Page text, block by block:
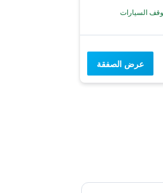
السيارات
عرض الصفقة